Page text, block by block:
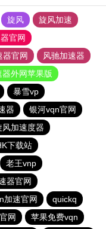
旋风
旋风加速
官网
器官网
风驰加速器
外网苹果版
暴雪vp
器
银河vqn官网
风加速度器
下载站
老王vnp
器官网
加速官网
quickq
网 苹果免费vqn